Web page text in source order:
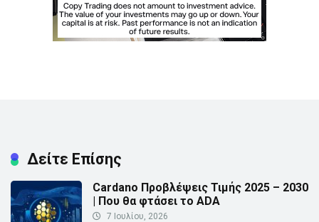
Δείτε Επίσης
Cardano Προβλέψεις Τιμής 2025 – 2030
| Που θα φτάσει το ADA
7 Ιουλίου, 2026